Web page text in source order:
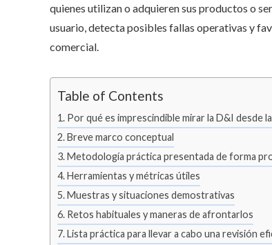
quienes utilizan o adquieren sus productos o
usuario, detecta posibles fallas operativas y
comercial.
Table of Contents
Por qué es imprescindible mirar la D&I desde
Breve marco conceptual
Metodología práctica presentada de forma
Herramientas y métricas útiles
Muestras y situaciones demostrativas
Retos habituales y maneras de afrontarlos
Lista práctica para llevar a cabo una revisión